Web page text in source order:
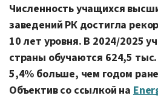
Численность учащихся
заведений РК достигла
10 лет уровня. В 2024/2025
страны обучаются 624,5
5,4% больше, чем годом
Объектив со ссылкой на